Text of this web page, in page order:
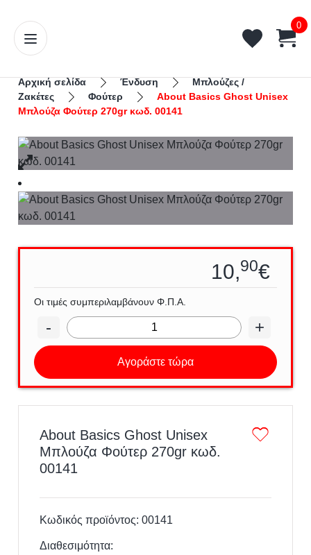
0
Αρχική σελίδα Ένδυση
Μπλούζες /
Ζακέτες
Φούτερ
About Basics Ghost Unisex
Μπλούζα Φούτερ 270gr κωδ. 00141
About Basics Ghost Unisex
Μπλούζα Φούτερ 270gr κωδ.
00141
Κωδικός προϊόντος:00141
Διαθεσιμότητα:
10,90€
Οι τιμές συμπεριλαμβάνουν Φ.Π.Α.
- +
Αγοράστε τώρα